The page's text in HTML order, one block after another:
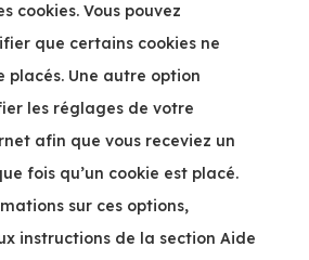
cookies. Vous pouvez
que certains cookies ne
placés. Une autre option
les réglages de votre
afin que vous receviez un
fois qu’un cookie est placé.
sur ces options,
instructions de la section Aide